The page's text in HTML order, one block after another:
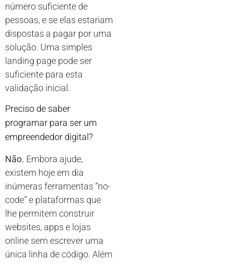
número suficiente de
pessoas, e se elas estariam
dispostas a pagar por uma
solução. Uma simples
landing page pode ser
suficiente para esta
validação inicial.
Preciso de saber
programar para ser um
empreendedor digital?
Não. Embora ajude,
existem hoje em dia
inúmeras ferramentas “no-
code” e plataformas que
lhe permitem construir
websites, apps e lojas
online sem escrever uma
única linha de código. Além